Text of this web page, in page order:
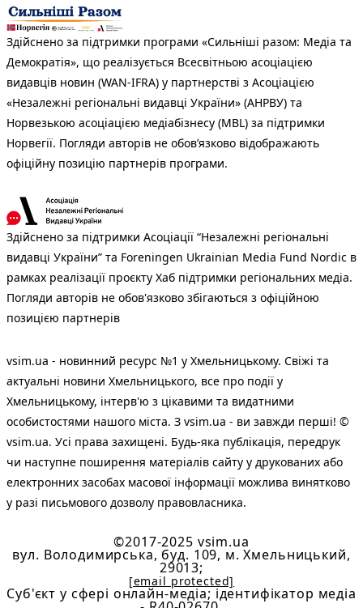
Здійснено за підтримки програми «Сильніші разом: Медіа та
Демократія», що реалізується Всесвітньою асоціацією
видавців новин (WAN-IFRA) у партнерстві з Асоціацією
«Незалежні регіональні видавці України» (АНРВУ) та
Норвезькою асоціацією медіабізнесу (MBL) за підтримки
Норвегії. Погляди авторів не обов’язково відображають
офіційну позицію партнерів програми.
Здійснено за підтримки Асоціації “Незалежні регіональні
видавці України” та Foreningen Ukrainian Media Fund Nordic в
рамках реалізації проєкту Хаб підтримки регіональних медіа.
Погляди авторів не обов'язково збігаються з офіційною
позицією партнерів
vsim.ua - новинний ресурс №1 у Хмельницькому. Свіжі та
актуальні новини Хмельницького, все про події у
Хмельницькому, інтерв'ю з цікавими та видатними
особистостями нашого міста. З vsim.ua - ви завжди перші! ©
vsim.ua. Усі права захищені. Будь-яка публiкацiя, передрук
чи наступне поширення матеріалів сайту у друкованих або
електронних засобах масової інформації можлива винятково
у разі письмового дозволу правовласника.
©2017-2025 vsim.ua
вул. Володимирська, буд. 109, м. Хмельницький,
29013;
[email protected]
Cуб'єкт у сфері онлайн-медіа; ідентифікатор медіа